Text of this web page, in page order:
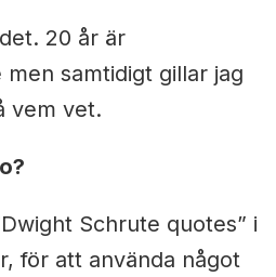
20 år är
samtidigt gillar jag
vem vet.
Schrute quotes” i
för att använda något